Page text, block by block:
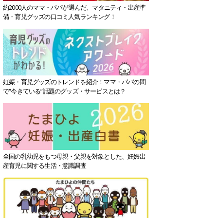
約2000人のママ・パパが選んだ、マタニティ・出産準
備・育児グッズの口コミ人気ランキング！
妊娠・育児グッズのトレンドを紹介！ママ・パパの間
で“今きている”話題のグッズ・サービスとは？
全国の乳幼児をもつ母親・父親を対象とした、妊娠出
産育児に関する生活・意識調査